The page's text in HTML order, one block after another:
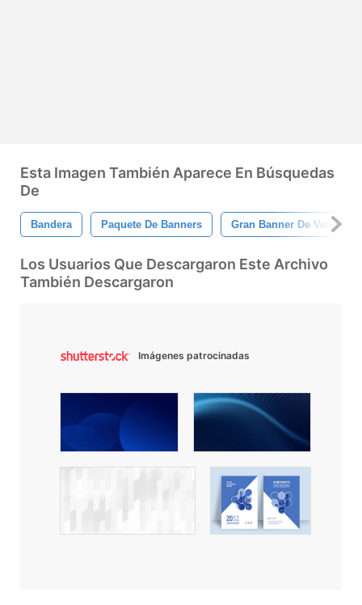
Esta Imagen También Aparece En Búsquedas
De
Bandera Paquete De Banners Gran Banner De Venta
Los Usuarios Que Descargaron Este Archivo
También Descargaron
Imágenes patrocinadas